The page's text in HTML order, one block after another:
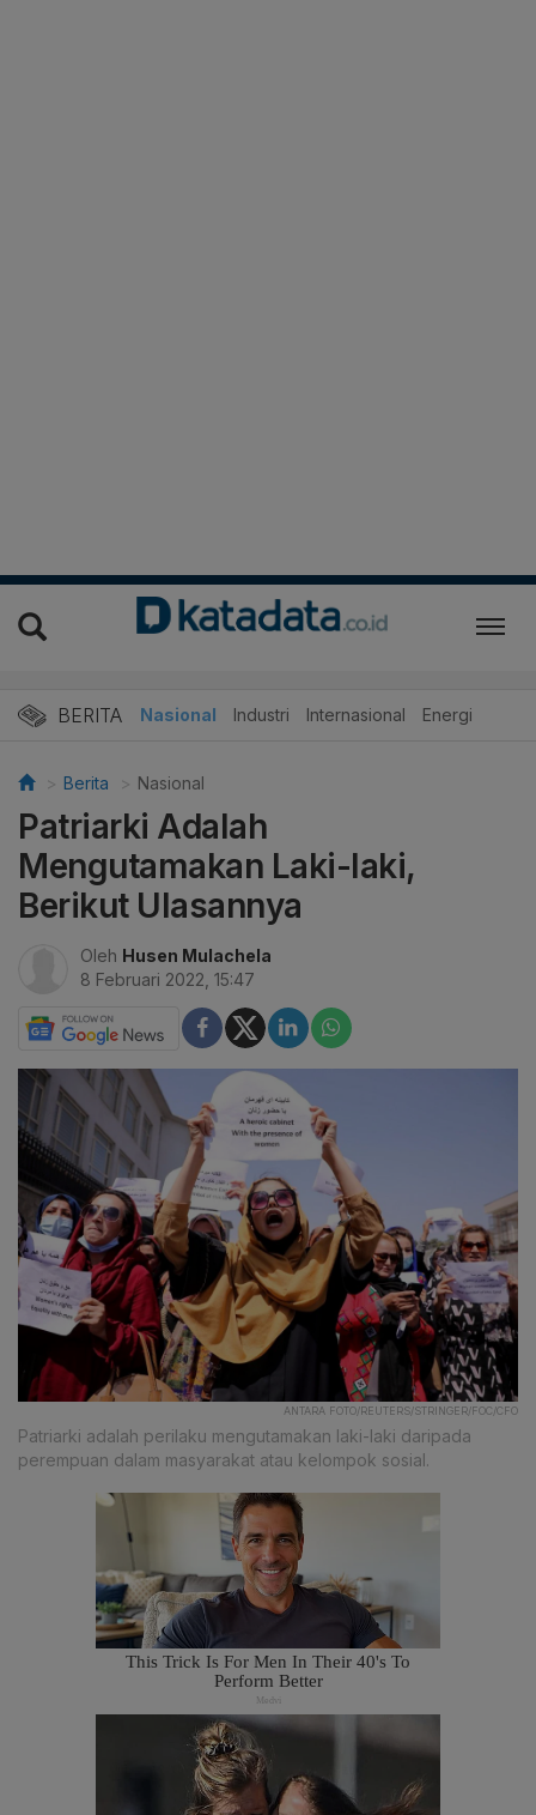
BERITA Nasional Industri Internasional Energi
Berita Nasional
Patriarki Adalah
Mengutamakan Laki-laki,
Berikut Ulasannya
Oleh Husen Mulachela
8 Februari 2022, 15:47
ANTARA FOTO/REUTERS/STRINGER/FOC/CFO
Patriarki adalah perilaku mengutamakan laki-laki daripada
perempuan dalam masyarakat atau kelompok sosial.